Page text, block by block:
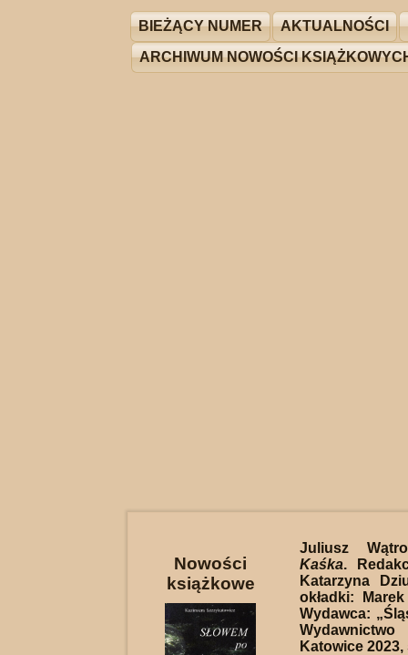
BIEŻĄCY NUMER AKTUALNOŚCI
ARCHIWUM NOWOŚCI
Nowości
książkowe
Juliusz
Kaśka.
Katarzyna
okładki:
Wydawca:
Katowice 2023,